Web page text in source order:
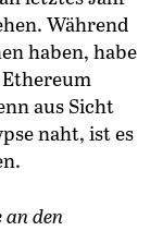
Während
haben, habe
aus Sicht
naht, ist es
an den